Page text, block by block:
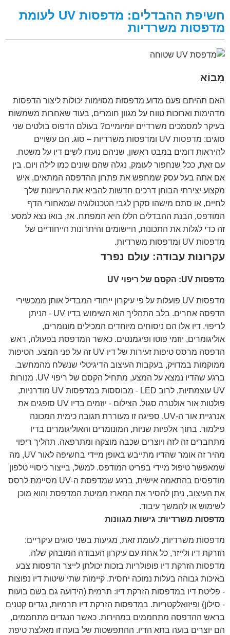
חשיפת ההבדלים: מדפסות UV לעומת
מדפסות משרדיות
מָבוֹא
האם תהיתם פעם מדוע מדפסות מסוימות יכולות ליצור הדפסות
מדהימות וארוכות טווח על מגוון חומרים, בעוד שאחרות משמשות
בעיקר למסמכים משרדיים יומיומיים? בעולם הדפוס בולטים שני
סוגים: מדפסות UV ומדפסות משרדיות – סוג. הם עשויים
להיראות דומים במבט ראשון, שניהם נועדו לשים דיו על משטח.
עם זאת, ככל שנחפור לעומק, נגלה שהם שונים כמו לילה ויום. בין
אם אתה בעל עסק שמחפש את פתרון ההדפסה המתאים, איש
מקצוע יצירתי הבוחן דרכים חדשות להביא את הרעיונות שלך
לחיים, או סתם מישהו סקרן לגבי הטכנולוגיה שמאחורי הדף
המודפס, הבנת ההבדלים הללו היא המפתח. אז, בואו נצא למסע
זה כדי לגלות את התכונות, היישומים והיתרונות הייחודיים של
מדפסות UV ומדפסות משרדיות.
עקרונות עבודה: עולם נפרד
מדפסות UV: הקסם של ריפוי UV
מדפסות UV פועלות על פי עיקרון ייחודי המבדיל אותן ממכשירי
הדפסה אחרים. בלב התהליך הוא השימוש בדיו UV - הניתן
לריפוי. דיו אלו הם ניסוחים מיוחדים המכילים מונומרים,
אוליגומרים, יוזמי פוטו ופיגמנטים. כאשר המדפסת בפעולה, ראש
הדפסה מרסס טיפות זעירות של דיו UV זה על פני המצע. הטיפות
ממוקמות במדויק, בעקבות העיצוב הדיגיטלי שנשלח מהמחשב.
ברגע שהדיו נמצא על המצע, מתחיל הקסם של ריפוי UV. מנורות
UV עוצמתיות, לרוב LED - מבוססות במדפסות UV מודרניות,
פולטות אור אולטרה סגול. הצילום - יוזמים בדיו UV סופגים את
אנרגיית אור ה-UV. ספיגה זו מעוררת תגובה כימית המכונה
פילמור. בתוך אלפיות שניות, המונומרים והאוליגומרים בדיו
מתחברים זה לזה ויוצרים שכבה מוצקה ומתרפאה. תהליך ריפוי
מהיר זה אומר שהדיו מתייבש באופן מיידי בחשיפה לאור UV, מה
שמאפשר טיפול מיידי בפריט המודפס. למשל, בייצור כיסויי טלפון
מודפסים בהתאמה אישית, ברגע שמדפסת ה-UV מסיימת לרסס
את העיצוב, ניתן להסיר את המארז ממיטת המדפסת והוא מוכן
לשימוש או להמשך עיבוד.
מדפסות משרדיות: גישות מגוונות
מדפסות משרדיות, לעומת זאת, מגיעות בשני סוגים עיקריים:
הזרקת דיו ולייזר, כל אחת עם עיקרון העבודה המובהק שלה.
מדפסות הזרקת דיו פופולריות בזכות יכולתן לייצר הדפסות צבע
באיכות גבוהה בעלות נמוכה יחסית. קיימות שתי שיטות דיו נפוצות
- פליטת דיו במדפסות הזרקת דיו: תרמית (הידועה גם בשם בועות
- סילון) ופיזואלקטריות. במדפסות הזרקת דיו תרמיות, נגדים קטנים
בראש ההדפסה מתחממים במהירות. כאשר הנגדים מתחממים,
הם יוצרים בועה בתא הדיו. ההתפשטות של בועה זו מאלצת טיפת